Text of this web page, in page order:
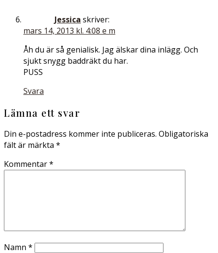
Jessica skriver:
mars 14, 2013 kl. 4:08 e m
Åh du är så genialisk. Jag älskar dina inlägg. Och
sjukt snygg baddräkt du har.
PUSS
Svara
Lämna ett svar
Din e-postadress kommer inte publiceras. Obligatoriska
fält är märkta *
Kommentar*
Namn *